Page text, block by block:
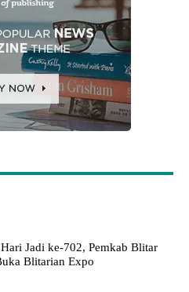
Jadi ke-702, Pemkab Blitar
Blitarian Expo